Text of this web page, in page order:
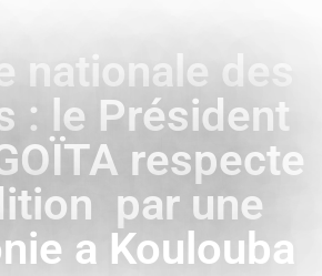
nationale des
: le Président
respecte
par une
a Koulouba